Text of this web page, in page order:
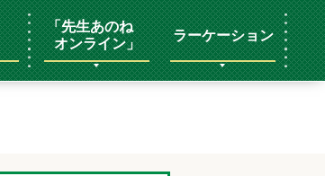
「先生あのね
オンライン」
ラーケーション